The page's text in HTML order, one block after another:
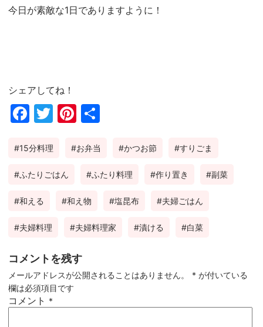
今日が素敵な1日でありますように！
シェアしてね！
Fac
ok
Twi
Pin
est
15分料理 お弁当 かつお節 すりごま
ふたりごはん ふたり料理 作り置き 副菜
和える 和え物 塩昆布 夫婦ごはん
夫婦料理 夫婦料理家 漬ける 白菜
コメントを残す
メールアドレスが公開されることはありません。 * が付いている
欄は必須項目です
コメント *